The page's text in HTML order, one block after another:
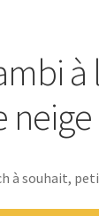
à
à souhait,